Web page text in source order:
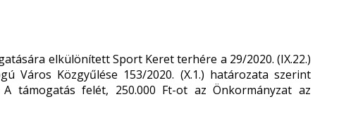
elkülönített Sport Keret terhére a 29/2020. (IX.22.)
Város Közgyűlése 153/2020. (X.1.) határozata szerint
támogatás felét, 250.000 Ft-ot az Önkormányzat az